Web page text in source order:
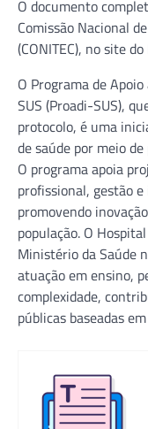
O documento
Comissão Nacional
(CONITEC), no site
O Programa de
SUS (Proadi-SUS),
protocolo, é uma
de saúde por meio
O programa apoia
profissional, gestão
promovendo
população. O
Ministério da Saúde
atuação em ensino,
complexidade,
públicas baseadas